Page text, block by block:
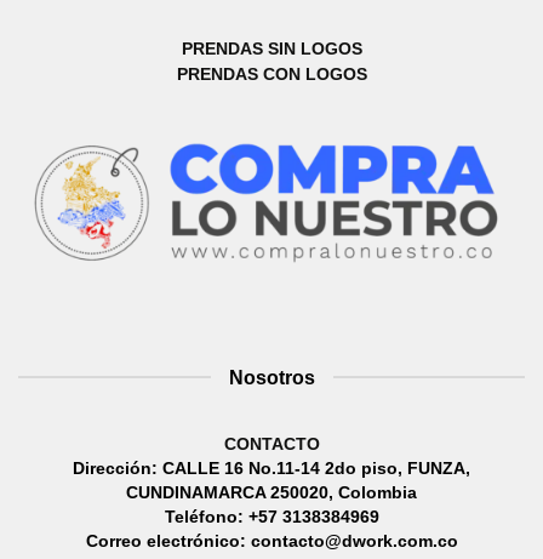
PRENDAS SIN LOGOS
PRENDAS CON LOGOS
Nosotros
CONTACTO
Dirección: CALLE 16 No.11-14 2do piso, FUNZA,
CUNDINAMARCA 250020, Colombia
Teléfono: +57 3138384969
Correo electrónico: contacto@dwork.com.co